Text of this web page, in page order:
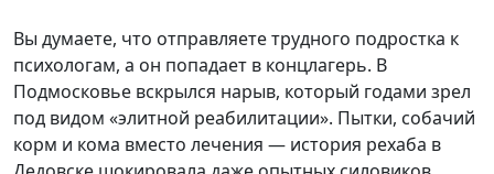
Вы думаете, что отправляете трудного подростка к
психологам, а он попадает в концлагерь. В
Подмосковье вскрылся нарыв, который годами зрел
под видом «элитной реабилитации». Пытки, собачий
корм и кома вместо лечения — история рехаба в